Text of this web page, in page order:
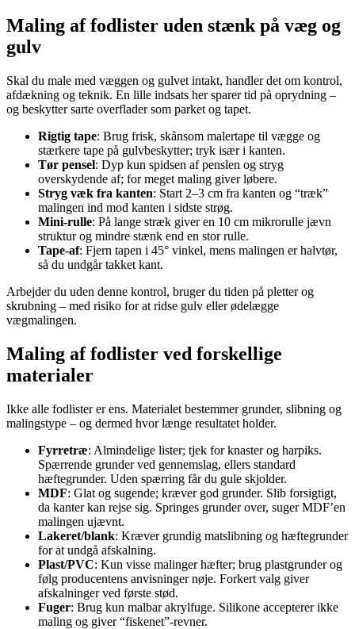
Maling af fodlister uden stænk på væg og
gulv
Skal du male med væggen og gulvet intakt, handler det om kontrol,
afdækning og teknik. En lille indsats her sparer tid på oprydning –
og beskytter sarte overflader som parket og tapet.
Rigtig tape: Brug frisk, skånsom malertape til vægge og
stærkere tape på gulvbeskytter; tryk især i kanten.
Tør pensel: Dyp kun spidsen af penslen og stryg
overskydende af; for meget maling giver løbere.
Stryg væk fra kanten: Start 2–3 cm fra kanten og “træk”
malingen ind mod kanten i sidste strøg.
Mini-rulle: På lange stræk giver en 10 cm mikrorulle jævn
struktur og mindre stænk end en stor rulle.
Tape-af: Fjern tapen i 45° vinkel, mens malingen er halvtør,
så du undgår takket kant.
Arbejder du uden denne kontrol, bruger du tiden på pletter og
skrubning – med risiko for at ridse gulv eller ødelægge
vægmalingen.
Maling af fodlister ved forskellige
materialer
Ikke alle fodlister er ens. Materialet bestemmer grunder, slibning og
malingstype – og dermed hvor længe resultatet holder.
Fyrretræ: Almindelige lister; tjek for knaster og harpiks.
Spærrende grunder ved gennemslag, ellers standard
hæftegrunder. Uden spærring får du gule skjolder.
MDF: Glat og sugende; kræver god grunder. Slib forsigtigt,
da kanter kan rejse sig. Springes grunder over, suger MDF’en
malingen ujævnt.
Lakeret/blank: Kræver grundig matslibning og hæftegrunder
for at undgå afskalning.
Plast/PVC: Kun visse malinger hæfter; brug plastgrunder og
følg producentens anvisninger nøje. Forkert valg giver
afskalninger ved første stød.
Fuger: Brug kun malbar akrylfuge. Silikone accepterer ikke
maling og giver “fiskenet”-revner.